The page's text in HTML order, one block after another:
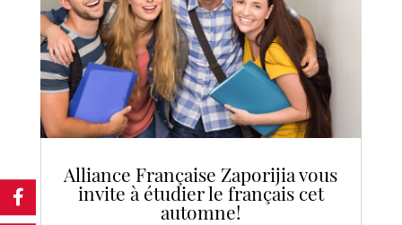
Alliance Française Zaporijia vous
invite à étudier le français cet
automne!